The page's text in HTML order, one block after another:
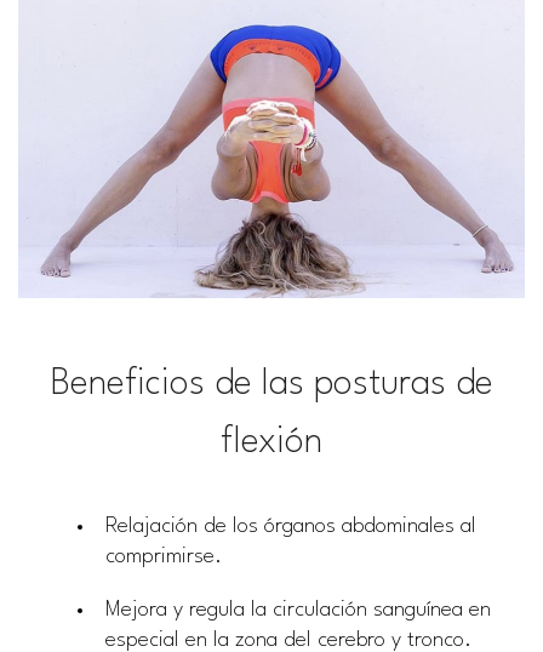
Beneficios de las posturas de
flexión
Relajación de los órganos abdominales al
comprimirse.
Mejora y regula la circulación sanguínea en
especial en la zona del cerebro y tronco.